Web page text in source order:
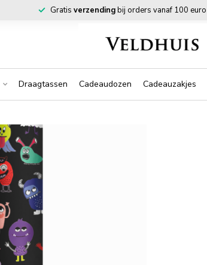
Gratis verzendingbij orders vanaf 100 euro
Draagtassen Cadeaudozen Cadeauzakjes